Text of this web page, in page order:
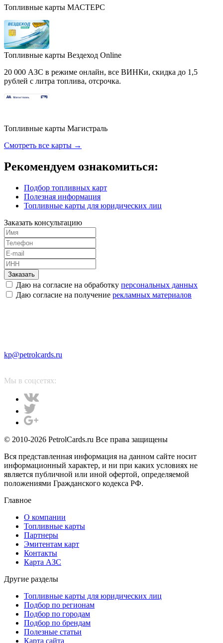
Топливные карты МАСТЕРС
Топливные карты Вездеход Online
20 000 АЗС в режиме онлайн, все ВИНКи, скидка до 1,5
рублей с литра топлива, отсрочка.
Топливные карты Магистраль
Смотреть все карты →
Рекомендуем ознакомиться:
Подбор топливных карт
Полезная информация
Топливные карты для юридических лиц
Заказать консультацию
Заказать
Даю на согласие на обработку персональных данных
Даю согласие на получение рекламных материалов
kp@petrolcards.ru
Мы в соцсетях:
© 2010-2026 PetrolCards.ru Все права защищены
Вся представленная информация на данном сайте носит
информационный характер, и ни при каких условиях не
является публичной или иной офертой, определяемой
положениями Гражданского кодекса РФ.
Главное
О компании
Топливные карты
Партнеры
Эмитентам карт
Контакты
Карта АЗС
Другие разделы
Топливные карты для юридических лиц
Подбор по регионам
Подбор по городам
Подбор по брендам
Полезные статьи
Карта сайта